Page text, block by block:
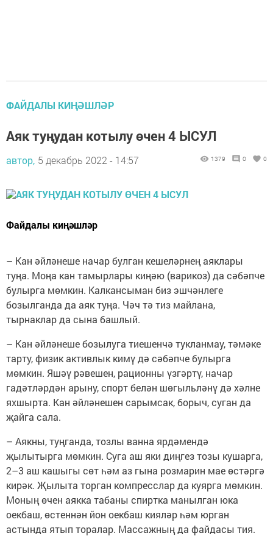
ФАЙДАЛЫ КИҢӘШЛӘР
Аяк туңудан котылу өчен 4 ЫСУЛ
автор, 5 декабрь 2022 - 14:57 1379 0 0
Файдалы киңәшләр
– Кан әйләнеше начар булган кешеләрнең аяклары
туңа. Моңа кан тамырлары киңәю (варикоз) да сәбәпче
булырга мөмкин. Калкансыман биз эшчәнлеге
бозылганда да аяк туңа. Чәч тә тиз майлана,
тырнаклар да сына башлый.
– Кан әйләнеше бозылуга тиешенчә тукланмау, тәмәке
тарту, физик активлык кимү дә сәбәпче булырга
мөмкин. Яшәү рәвешен, рационны үзгәртү, начар
гадәтләрдән арыну, спорт белән шөгыльләнү дә хәлне
яхшырта. Кан әйләнешен сарымсак, борыч, суган да
җайга сала.
– Аякны, туңганда, тозлы ванна ярдәмендә
җылытырга мөмкин. Суга аш яки диңгез тозы кушарга,
2–3 аш кашыгы сөт һәм аз гына розмарин мае өстәргә
кирәк. Җылыта торган компресслар да куярга мөмкин.
Моның өчен аякка табаны спиртка манылган юка
оекбаш, өстеннән йон оекбаш кияләр һәм юрган
астында ятып торалар. Массажның да файдасы тия.